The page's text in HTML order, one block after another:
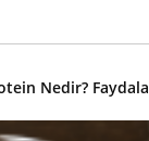
Nedir?